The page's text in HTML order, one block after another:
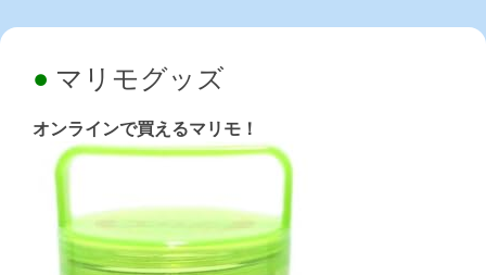
マリモグッズ
オンラインで買えるマリモ！